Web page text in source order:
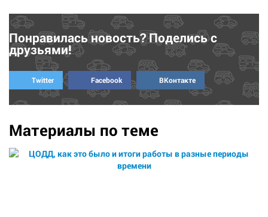
Понравилась новость? Поделись с
друзьями!
Twitter Facebook ВКонтакте
Материалы по теме